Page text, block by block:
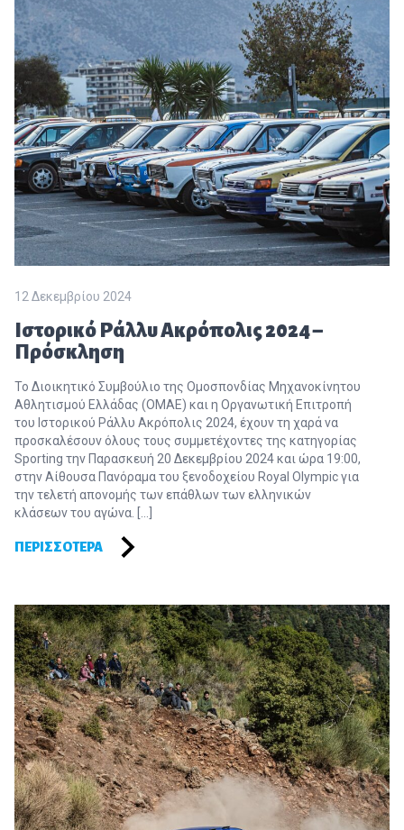
12 Δεκεμβρίου 2024
Ιστορικό Ράλλυ Ακρόπολις 2024 –
Πρόσκληση
Το Διοικητικό Συμβούλιο της Ομοσπονδίας Μηχανοκίνητου
Αθλητισμού Ελλάδας (ΟΜΑΕ) και η Οργανωτική Επιτροπή
του Ιστορικού Ράλλυ Ακρόπολις 2024, έχουν τη χαρά να
προσκαλέσουν όλους τους συμμετέχοντες της κατηγορίας
Sporting την Παρασκευή 20 Δεκεμβρίου 2024 και ώρα 19:00,
στην Αίθουσα Πανόραμα του ξενοδοχείου Royal Olympic για
την τελετή απονομής των επάθλων των ελληνικών
κλάσεων του αγώνα. […]
ΠΕΡΙΣΣΌΤΕΡΑ